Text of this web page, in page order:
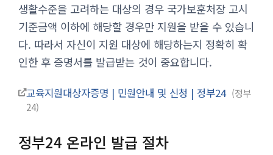
생활수준을 고려하는 대상의 경우 국가보훈처장 고시
기준금액 이하에 해당할 경우만 지원을 받을 수 있습니
다. 따라서 자신이 지원 대상에 해당하는지 정확히 확
인한 후 증명서를 발급받는 것이 중요합니다.
교육지원대상자증명 | 민원안내 및 신청 | 정부24
정부
24
정부24 온라인 발급 절차